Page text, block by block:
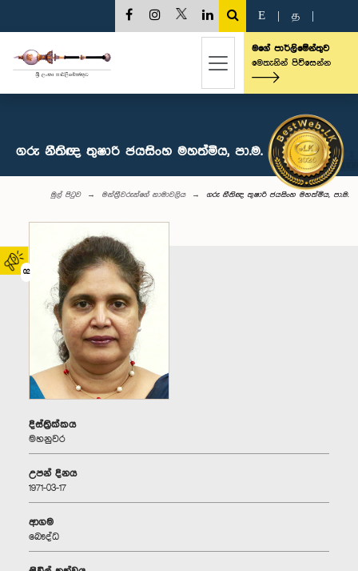
02
E த
මගේ පාර්ලිමේන්තුව
මෙතැනින් පිවිසෙන්න
ගරු නීතිඥ තුෂාරි ජයසිංහ මහත්මිය, පා.ම.
මුල් පිටුව මන්ත්‍රීවරුන්‌ගේ නාමාවලිය ගරු නීතිඥ තුෂාරි ජයසිංහ මහත්මිය, පා.ම.
දිස්ත්‍රික්කය
මහනුවර
උපන් දිනය
1971-03-17
ආගම
බෞද්ධ